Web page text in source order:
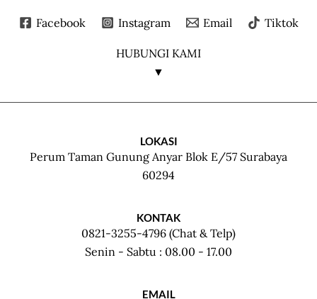
Facebook Instagram Email Tiktok
HUBUNGI KAMI
▼
LOKASI
Perum Taman Gunung Anyar Blok E/57 Surabaya
60294
KONTAK
0821-3255-4796 (Chat & Telp)
Senin - Sabtu : 08.00 - 17.00
EMAIL